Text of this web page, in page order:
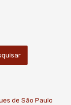
de São Paulo